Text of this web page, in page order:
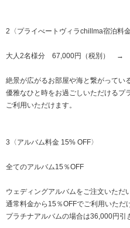
2〈プライべートヴィラchillma宿泊料
大人2名様分 67,000円（税別） →
絶景が広がるお部屋や海と繋がってい
優雅なひと時をお過ごしいただけるプ
ご利用いただけます。
3〈アルバム料金 15% OFF〉
全てのアルバム15％OFF
ウェディングアルバムをご注文いただ
通常料金から15％OFFでご利用いただ
プラチナアルバムの場合は36,000円引